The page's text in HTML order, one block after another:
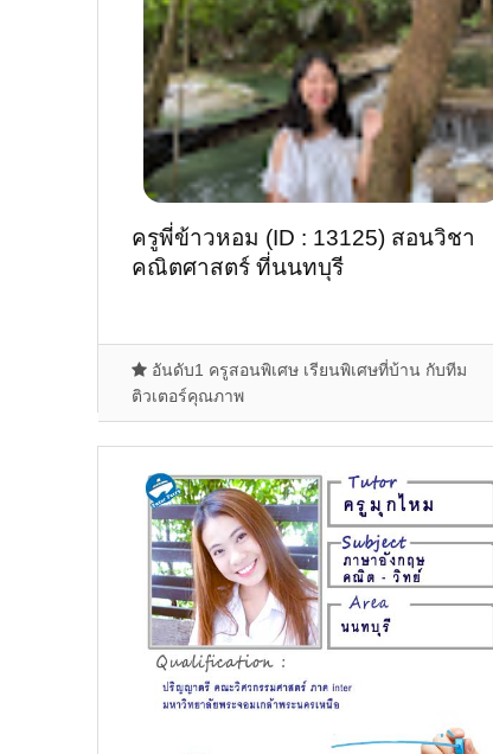
ครูพี่ข้าวหอม (ID : 13125) สอนวิชา
คณิตศาสตร์ ที่นนทบุรี
อันดับ1 ครูสอนพิเศษ เรียนพิเศษที่บ้าน กับทีม
ติวเตอร์คุณภาพ